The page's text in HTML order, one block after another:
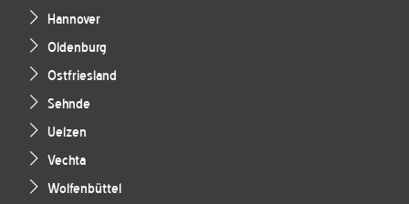
Hannover
Oldenburg
Ostfriesland
Sehnde
Uelzen
Vechta
Wolfenbüttel